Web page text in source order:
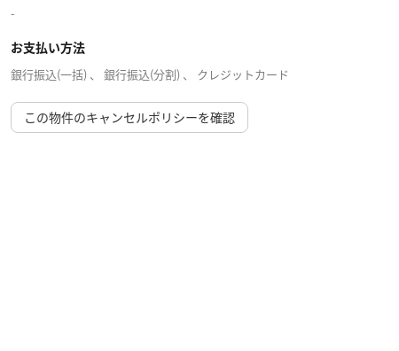
-
お支払い方法
銀行振込(一括) 、 銀行振込(分割) 、 クレジットカード
この物件のキャンセルポリシーを確認